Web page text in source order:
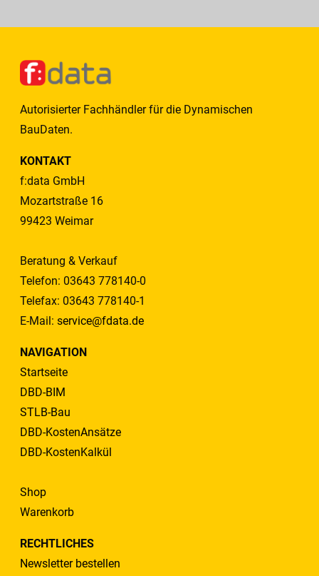
Autorisierter Fachhändler für die Dynamischen
BauDaten.
KONTAKT
f:data GmbH
Mozartstraße 16
99423 Weimar
Beratung & Verkauf
Telefon: 03643 778140-0
Telefax: 03643 778140-1
E-Mail: service@fdata.de
NAVIGATION
Startseite
DBD-BIM
STLB-Bau
DBD-KostenAnsätze
DBD-KostenKalkül
Shop
Warenkorb
RECHTLICHES
Newsletter bestellen